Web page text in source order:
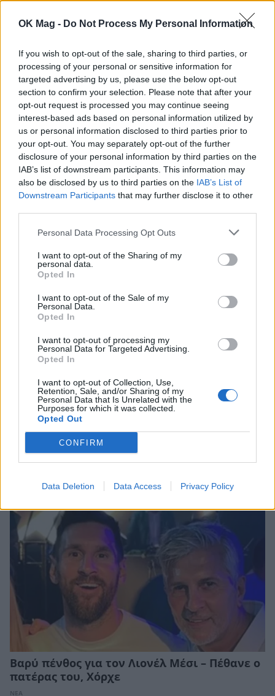
OK Mag - Do Not Process My Personal Information
If you wish to opt-out of the sale, sharing to third parties, or
processing of your personal or sensitive information for
targeted advertising by us, please use the below opt-out
section to confirm your selection. Please note that after your
opt-out request is processed you may continue seeing
interest-based ads based on personal information utilized by
us or personal information disclosed to third parties prior to
your opt-out. You may separately opt-out of the further
disclosure of your personal information by third parties on the
IAB’s list of downstream participants. This information may
also be disclosed by us to third parties on the IAB’s List of
Downstream Participants that may further disclose it to other
Personal Data Processing Opt Outs
I want to opt-out of the Sharing of my
personal data.
Opted In
I want to opt-out of the Sale of my
Personal Data.
Opted In
I want to opt-out of processing my
Personal Data for Targeted Advertising.
Opted In
I want to opt-out of Collection, Use,
Retention, Sale, and/or Sharing of my
Personal Data that Is Unrelated with the
Purposes for which it was collected.
Opted Out
CONFIRM
Data Deletion Data Access Privacy Policy
Ελίζαμπεθ Ελέτσι: Συγκινεί η ανάρτησή της
— Στον Άγιο Νεκτάριο με τον Νεκτάριο
Λεμονίδη και τον 2 μηνών γιο τους
Βαρύ πένθος για τον Λιονέλ Μέσι – Πέθανε ο
πατέρας του, Χόρχε
ΝΕΑ